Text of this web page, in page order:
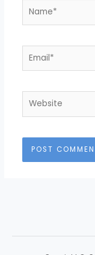
Name*
Email*
Website